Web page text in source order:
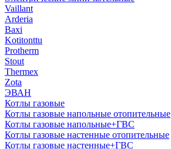
Vaillant
Arderia
Baxi
Kotitonttu
Protherm
Stout
Thermex
Zota
ЭВАН
Котлы газовые
Котлы газовые напольные отопительные
Котлы газовые напольные+ГВС
Котлы газовые настенные отопительные
Котлы газовые настенные+ГВС